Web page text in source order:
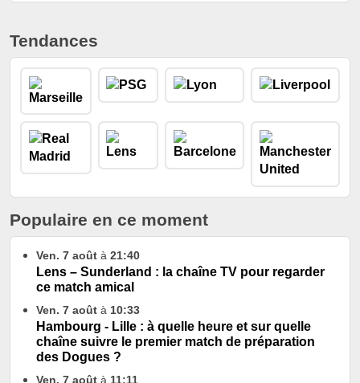
Tendances
Populaire en ce moment
Ven. 7 août à 21:40
Lens – Sunderland : la chaîne TV pour regarder
ce match amical
Ven. 7 août à 10:33
Hambourg - Lille : à quelle heure et sur quelle
chaîne suivre le premier match de préparation
des Dogues ?
Ven. 7 août à 11:11